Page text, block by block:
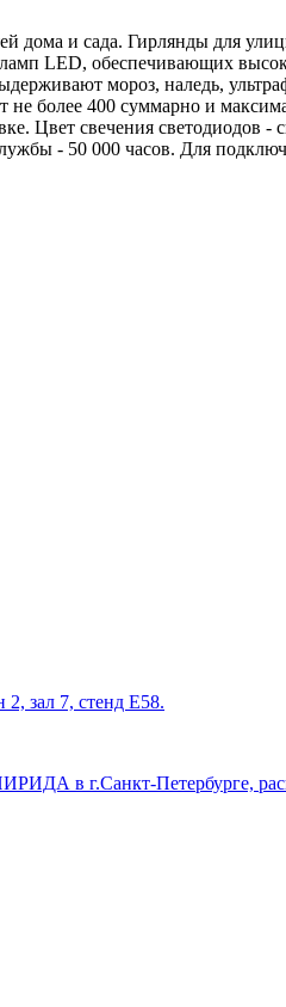
дома и сада. Гирлянды для
LED, обеспечивающих
мороз, наледь,
более 400 суммарно и
Цвет свечения светодиодов -
- 50 000 часов. Для
зал 7, стенд Е58.
в г.Санкт-Петербурге,